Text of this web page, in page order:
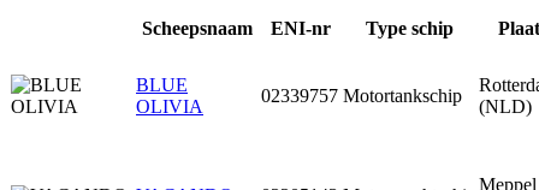
Scheepsnaam ENI-nr Type schip
BLUE
OLIVIA
02339757 Motortankschip
(NLD)
Meppel